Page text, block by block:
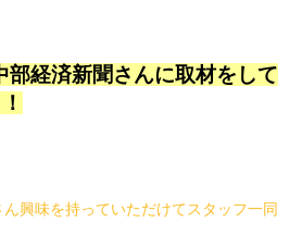
部経済新聞さんに取材をして
興味を持っていただけてスタッフ一同